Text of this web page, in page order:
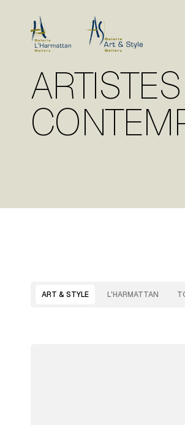
ARTISTES
ART & STYLE L'HARMATTAN